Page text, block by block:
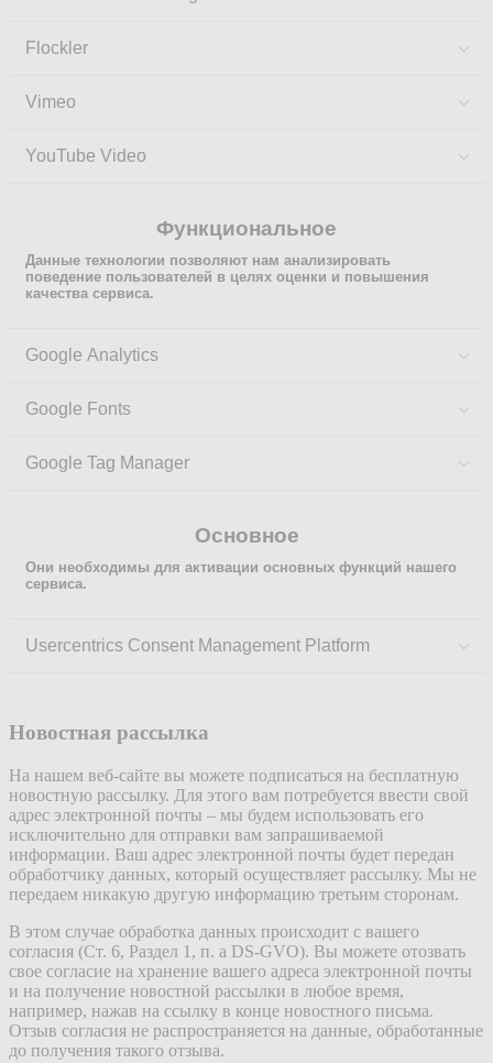
Flockler
Vimeo
YouTube Video
Функциональное
Данные технологии позволяют нам анализировать
поведение пользователей в целях оценки и повышения
качества сервиса.
Google Analytics
Google Fonts
Google Tag Manager
Основное
Они необходимы для активации основных функций нашего
сервиса.
Usercentrics Consent Management Platform
Новостная рассылка
На нашем веб-сайте вы можете подписаться на бесплатную
новостную рассылку. Для этого вам потребуется ввести свой
адрес электронной почты – мы будем использовать его
исключительно для отправки вам запрашиваемой
информации. Ваш адрес электронной почты будет передан
обработчику данных, который осуществляет рассылку. Мы не
передаем никакую другую информацию третьим сторонам.
В этом случае обработка данных происходит с вашего
согласия (Ст. 6, Раздел 1, п. a DS-GVO). Вы можете отозвать
свое согласие на хранение вашего адреса электронной почты
и на получение новостной рассылки в любое время,
например, нажав на ссылку в конце новостного письма.
Отзыв согласия не распространяется на данные, обработанные
до получения такого отзыва.